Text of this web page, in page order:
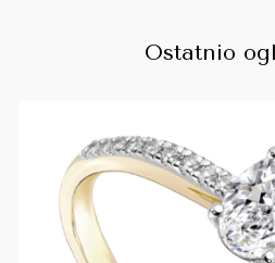
Ostatnio